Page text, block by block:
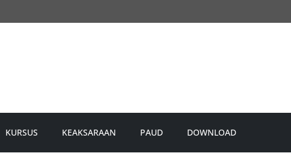
KURSUS KEAKSARAAN PAUD DOWNLOAD